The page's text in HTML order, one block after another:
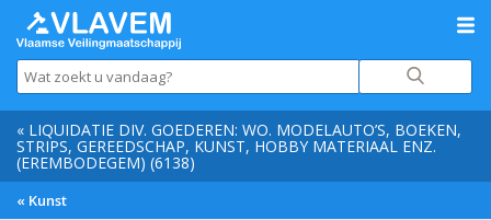
« LIQUIDATIE DIV. GOEDEREN: WO. MODELAUTO’S, BOEKEN,
STRIPS, GEREEDSCHAP, KUNST, HOBBY MATERIAAL ENZ.
(EREMBODEGEM) (6138)
« Kunst